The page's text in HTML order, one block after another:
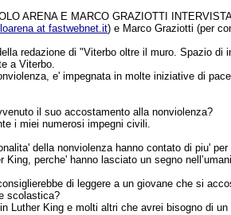
ARENA E MARCO GRAZIOTTI
at fastwebnet.it) e Marco Graziotti (per
redazione di "Viterbo oltre il muro. Spazio
a Viterbo.
e' impegnata in molte iniziative di
il suo accostamento alla nonviolenza?
i miei numerosi impegni civili.
della nonviolenza hanno contato di piu'
King, perche' hanno lasciato un segno
di leggere a un giovane che si
scolastica?
Luther King e molti altri che avrei bisogno di un